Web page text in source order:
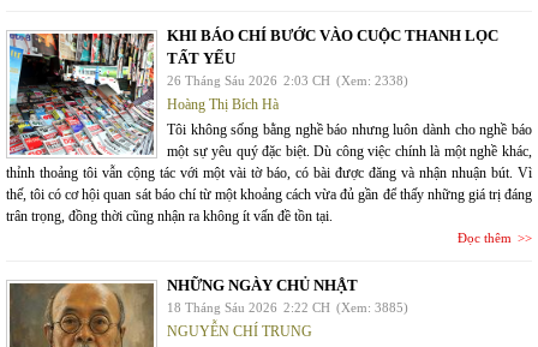
KHI BÁO CHÍ BƯỚC VÀO CUỘC THANH LỌC
TẤT YẾU
26 Tháng Sáu 2026 2:03 CH (Xem: 2338)
Hoàng Thị Bích Hà
Tôi không sống bằng nghề báo nhưng luôn dành cho nghề báo
một sự yêu quý đặc biệt. Dù công việc chính là một nghề khác,
thỉnh thoảng tôi vẫn cộng tác với một vài tờ báo, có bài được đăng và nhận nhuận bút. Vì
thế, tôi có cơ hội quan sát báo chí từ một khoảng cách vừa đủ gần để thấy những giá trị đáng
trân trọng, đồng thời cũng nhận ra không ít vấn đề tồn tại.
Đọc thêm
NHỮNG NGÀY CHỦ NHẬT
18 Tháng Sáu 2026 2:22 CH (Xem: 3885)
NGUYỄN CHÍ TRUNG